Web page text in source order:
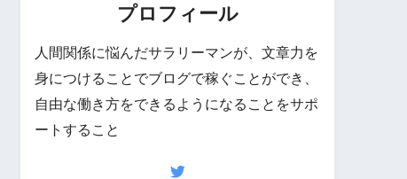
プロフィール
人間関係に悩んだサラリーマンが、文章力を
身につけることでブログで稼ぐことができ、
自由な働き方をできるようになることをサポ
ートすること